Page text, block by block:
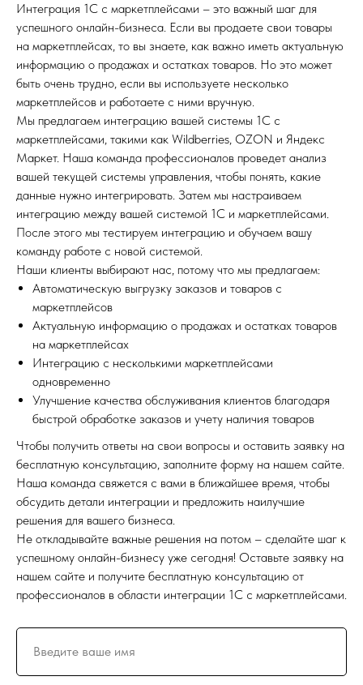
Интеграция 1С с маркетплейсами – это важный шаг для
успешного онлайн-бизнеса. Если вы продаете свои товары
на маркетплейсах, то вы знаете, как важно иметь актуальную
информацию о продажах и остатках товаров. Но это может
быть очень трудно, если вы используете несколько
маркетплейсов и работаете с ними вручную.
Мы предлагаем интеграцию вашей системы 1С с
маркетплейсами, такими как Wildberries, OZON и Яндекс
Маркет. Наша команда профессионалов проведет анализ
вашей текущей системы управления, чтобы понять, какие
данные нужно интегрировать. Затем мы настраиваем
интеграцию между вашей системой 1С и маркетплейсами.
После этого мы тестируем интеграцию и обучаем вашу
команду работе с новой системой.
Наши клиенты выбирают нас, потому что мы предлагаем:
Автоматическую выгрузку заказов и товаров с
маркетплейсов
Актуальную информацию о продажах и остатках товаров
на маркетплейсах
Интеграцию с несколькими маркетплейсами
одновременно
Улучшение качества обслуживания клиентов благодаря
быстрой обработке заказов и учету наличия товаров
Чтобы получить ответы на свои вопросы и оставить заявку на
бесплатную консультацию, заполните форму на нашем сайте.
Наша команда свяжется с вами в ближайшее время, чтобы
обсудить детали интеграции и предложить наилучшие
решения для вашего бизнеса.
Не откладывайте важные решения на потом – сделайте шаг к
успешному онлайн-бизнесу уже сегодня! Оставьте заявку на
нашем сайте и получите бесплатную консультацию от
профессионалов в области интеграции 1С с маркетплейсами.